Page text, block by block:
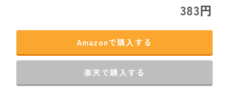
383円
Amazonで購入する
楽天で購入する